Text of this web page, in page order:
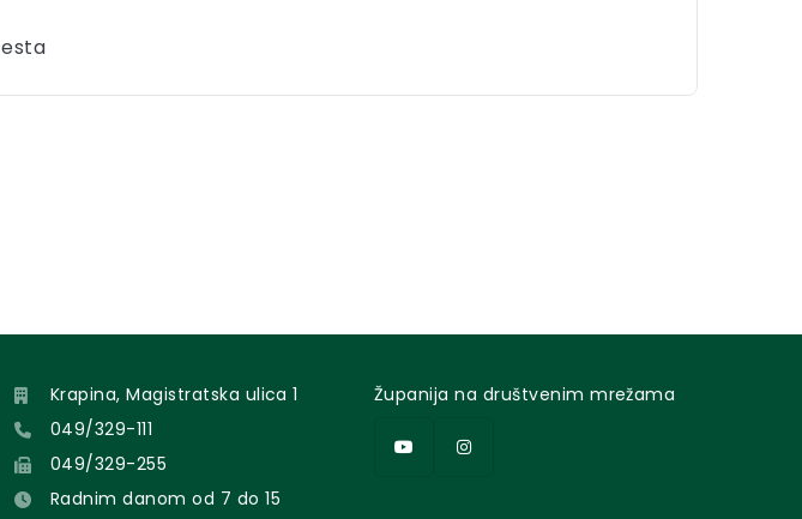
Krapina, Magistratska ulica 1
049/329-111
049/329-255
Radnim danom od 7 do 15
Županija na društvenim mrežama